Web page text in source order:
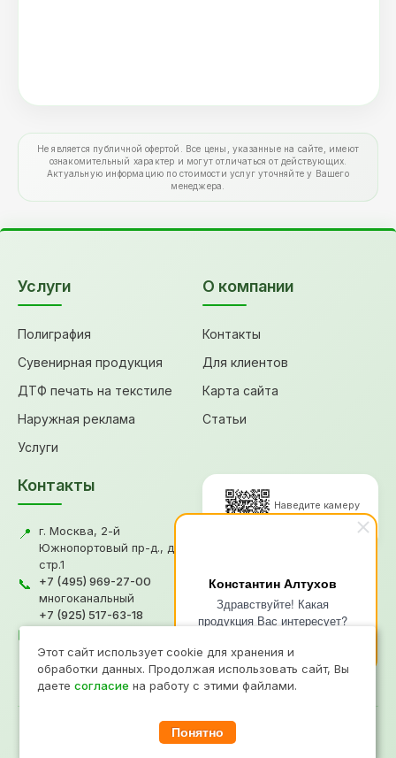
Константин Алтухов
Здравствуйте! Какая
продукция Вас интересует?
помочь?
Не является публичной офертой. Все цены, указанные на сайте, имеют
ознакомительный характер и могут отличаться от действующих.
Актуальную информацию по стоимости услуг уточняйте у Вашего
менеджера.
Услуги
Полиграфия
Сувенирная продукция
ДТФ печать на текстиле
Наружная реклама
Услуги
О компании
Контакты
Для клиентов
Карта сайта
Статьи
Контакты
📍
г. Москва, 2-й
Южнопортовый пр-д., д.18,
стр.1
📞
+7 (495) 969-27-00
многоканальный
+7 (925) 517-63-18
✉️
Наведите камеру
для перехода
© 2026, Типография "Графикс
Политика конфиденциальности
Продвижение
При копировании материалов прямая ссылка на сайт www.grafiksv.ru
Этот сайт использует cookie для хранения и
обработки данных. Продолжая использовать сайт, Вы
даетесогласие на работу с этими файлами.
Понятно